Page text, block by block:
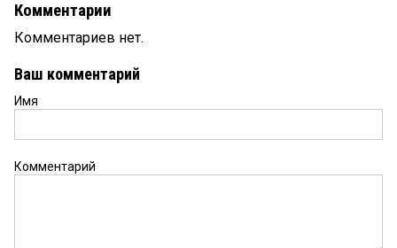
Комментарии
Комментариев нет.
Ваш комментарий
Имя
Комментарий